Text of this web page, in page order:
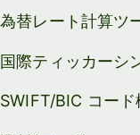
為替レート計算ツ
国際ティッカーシ
SWIFT/BIC コード